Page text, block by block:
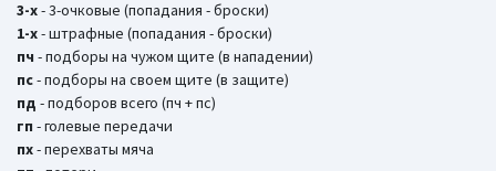
3-х- 3-очковые (попадания - броски)
1-х- штрафные (попадания - броски)
пч - подборы на чужом щите (в нападении)
пс- подборы на своем щите (в защите)
пд - подборов всего (пч + пс)
гп - голевые передачи
пх- перехваты мяча